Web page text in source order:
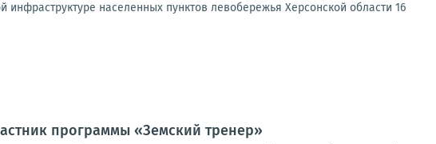
населенных пунктов левобережья Херсонской области 16
программы «Земский тренер»